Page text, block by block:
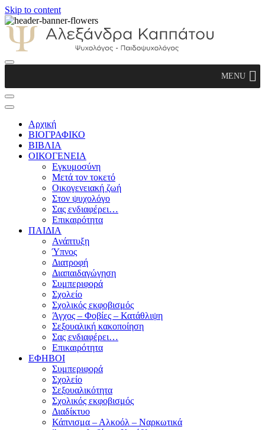
Skip to content
Παιδοψυχολόγος
MENU
Αρχική
ΒΙΟΓΡΑΦΙΚΟ
ΒΙΒΛΙΑ
ΟΙΚΟΓΕΝΕΙΑ
Εγκυμοσύνη
Μετά τον τοκετό
Οικογενειακή ζωή
Στον ψυχολόγο
Σας ενδιαφέρει…
Επικαιρότητα
ΠΑΙΔΙΑ
Ανάπτυξη
Ύπνος
Διατροφή
Διαπαιδαγώγηση
Συμπεριφορά
Σχολείο
Σχολικός εκφοβισμός
Άγχος – Φοβίες – Κατάθλιψη
Σεξουαλική κακοποίηση
Σας ενδιαφέρει…
Επικαιρότητα
ΕΦΗΒΟΙ
Συμπεριφορά
Σχολείο
Σεξουαλικότητα
Σχολικός εκφοβισμός
Διαδίκτυο
Κάπνισμα – Αλκοόλ – Ναρκωτικά